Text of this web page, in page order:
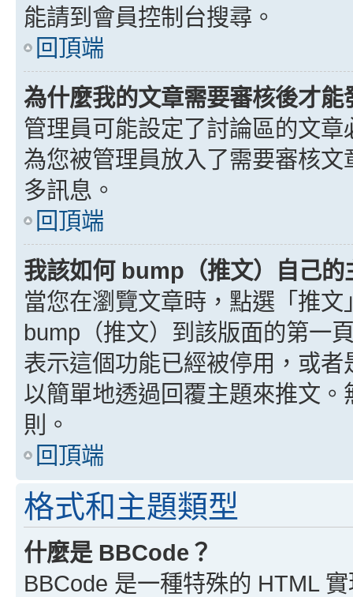
能請到會員控制台搜尋。
回頂端
為什麼我的文章需要審核後才能
管理員可能設定了討論區的文
為您被管理員放入了需要審核
多訊息。
回頂端
我該如何 bump（推文）自己的
當您在瀏覽文章時，點選「推
bump（推文）到該版面的第一
表示這個功能已經被停用，或
以簡單地透過回覆主題來推文
則。
回頂端
格式和主題類型
什麼是 BBCode？
BBCode 是一種特殊的 HTML